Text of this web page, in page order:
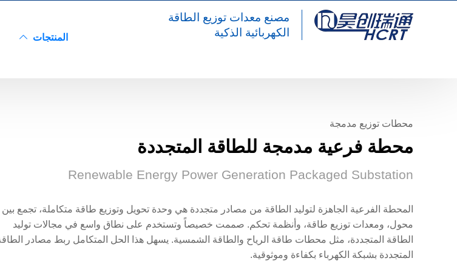
مصنع معدات توزيع الطاقة
الكهربائية الذكية
المنتجات
محطات توزيع مدمجة
محطة فرعية مدمجة للطاقة المتجددة
Renewable Energy Power Generation Packaged Substation
المحطة الفرعية الجاهزة لتوليد الطاقة من مصادر متجددة هي وحدة تحويل وتوزيع طاقة متكاملة، تجمع بين
محول، ومعدات توزيع طاقة، وأنظمة تحكم. صممت خصيصاً وتستخدم على نطاق واسع في مجالات توليد
الطاقة المتجددة، مثل محطات طاقة الرياح والطاقة الشمسية. يسهل هذا الحل المتكامل ربط مصادر
المتجددة بشبكة الكهرباء بكفاءة وموثوقية.